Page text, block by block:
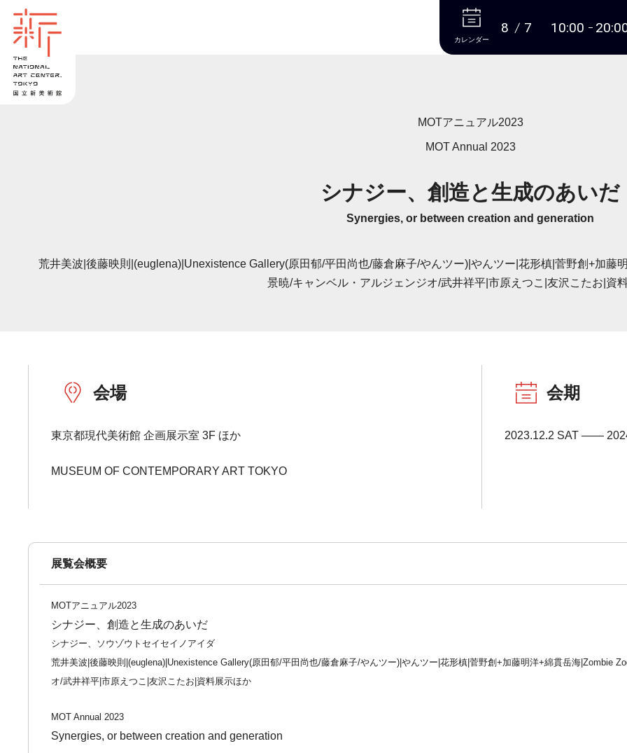
本文へ
カレンダー
8 7 10:00
MOTアニュアル2023
MOT Annual 2023
シナジー、創造と生成のあいだ
Synergies, or between creation and generation
荒井美波|後藤映則|(euglena)|Unexistence Gallery(原田郁/平田尚也/藤倉麻子/やんツー)|やんツー|花形槙|菅野創+加藤
景暁/キャンベル・アルジェンジオ/武井祥平|市原えつこ|友沢こたお|資
会場
東京都現代美術館 企画展示室 3F ほか
MUSEUM OF CONTEMPORARY ART TOKYO
会期
2023.12.2 SAT ――
展覧会概要
MOTアニュアル2023
シナジー、創造と生成のあいだ
シナジー、ソウゾウトセイセイノアイダ
荒井美波|後藤映則|(euglena)|Unexistence Gallery(原田郁/平田尚也/藤倉麻子/やんツー)|やんツー|花形槙|菅野創+加藤明洋+綿貫岳海|Zombie
オ/武井祥平|市原えつこ|友沢こたお|資料展示ほか
MOT Annual 2023
Synergies, or between creation and generation